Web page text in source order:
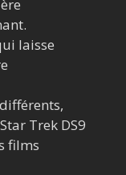
laisse
Trek DS9
films